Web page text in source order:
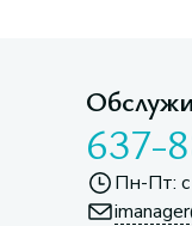
637-
Пн-Пт: